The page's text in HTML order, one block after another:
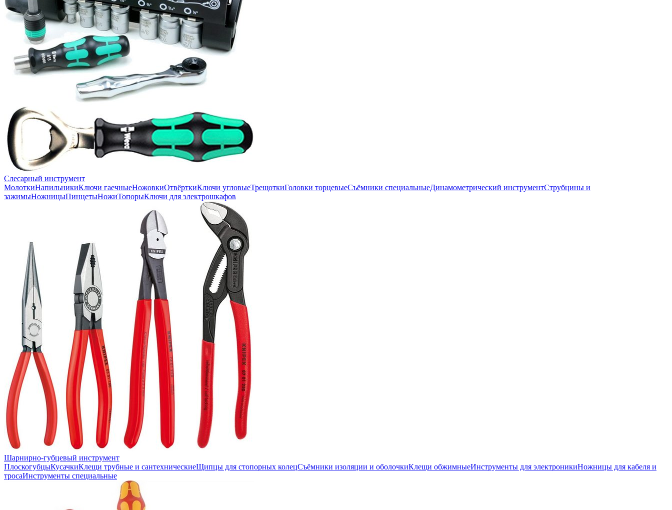
Слесарный инструмент
МолоткиНапильникиКлючи гаечныеНожовкиОтвёрткиКлючи угловыеТрещоткиГоловки торцевыеСъёмники специальныеДинамометрический инструментСтрубцины и
зажимыНожницыПинцетыНожиТопорыКлючи для электрошкафов
Шарнирно-губцевый инструмент
ПлоскогубцыКусачкиКлещи трубные и сантехническиеЩипцы для стопорных колецСъёмники изоляции и оболочкиКлещи обжимныеИнструменты для электроникиНожницы для кабеля и
тросаИнструменты специальные